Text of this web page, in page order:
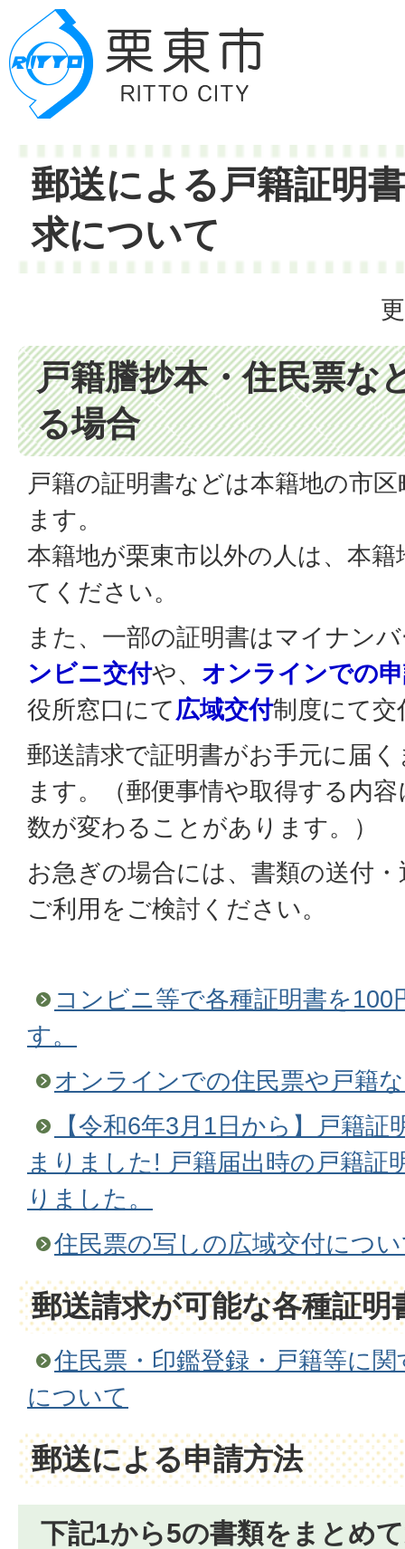
郵送による戸籍証明
求について
戸籍謄抄本・住民票な
る場合
戸籍の証明書などは本籍地の市
ます。
本籍地が栗東市以外の人は、本
てください。
また、一部の証明書はマイナン
ンビニ交付や、 オンラインでの
役所窓口にて広域交付制度にて交
郵送請求で証明書がお手元に届
ます。（郵便事情や取得する内
数が変わることがあります。）
お急ぎの場合には、書類の送付
ご利用をご検討ください。
コンビニ等で各種証明書を
す。
オンラインでの住民票や戸籍
【令和6年3月1日から】戸籍
まりました! 戸籍届出時の戸籍証
りました。
住民票の写しの広域交付につ
郵送請求が可能な各種証明
住民票・印鑑登録・戸籍等に
について
郵送による申請方法
下記1から5の書類をまとめ